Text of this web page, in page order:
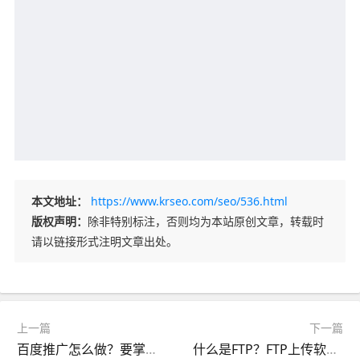
本文地址：
https://www.krseo.com/seo/536.html
版权声明： 除非特别标注，否则均为本站原创文章，转载时
请以链接形式注明文章出处。
上一篇
百度推广怎么做？要掌握什么竞价技巧？
下一篇
什么是FTP？FTP上传软件是如何工作的？